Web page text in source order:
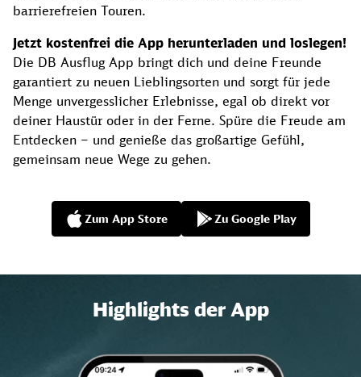
barrierefreien Touren.
Jetzt kostenfrei die App herunterladen und loslegen!
Die DB Ausflug App bringt dich und deine Freunde
garantiert zu neuen Lieblingsorten und sorgt für jede
Menge unvergesslicher Erlebnisse, egal ob direkt vor
deiner Haustür oder in der Ferne. Spüre die Freude am
Entdecken – und genieße das großartige Gefühl,
gemeinsam neue Wege zu gehen.
Zum App Store Zu Google Play
Highlights der App